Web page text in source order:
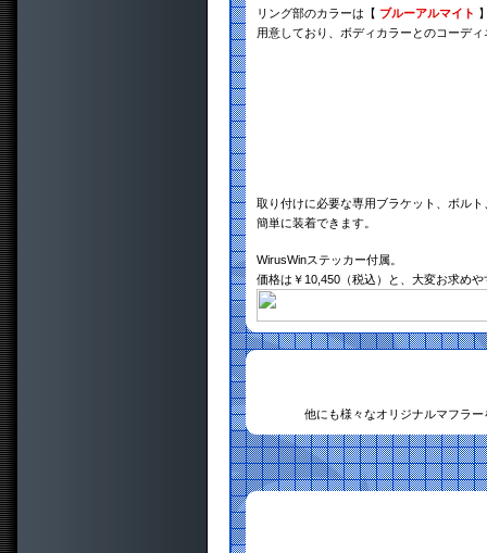
リング部のカラーは【 ブルーアルマイト
用意しており、ボディカラーとのコーデ
取り付けに必要な専用ブラケット、ボル
簡単に装着できます。
WirusWinステッカー付属。
価格は￥10,450（税込）と、大変お求め
他にも様々なオリジナルマフラ